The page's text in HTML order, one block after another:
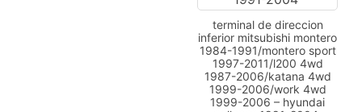
terminal de direccion
inferior mitsubishi montero
1984-1991/montero sport
1997-2011/l200 4wd
1987-2006/katana 4wd
1999-2006/work 4wd
1999-2006 – hyundai